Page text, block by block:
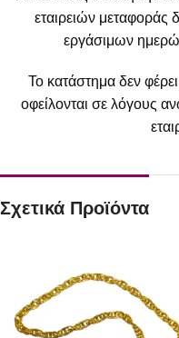
εταιρειών
εργάσιμων
Το κατάστημα δεν
οφείλονται σε λόγους
Σχετικά Προϊόντα